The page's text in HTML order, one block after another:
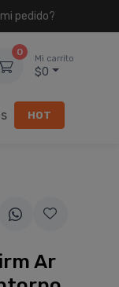
pedido?
0
Mi carrito
$0
HOT
Ar